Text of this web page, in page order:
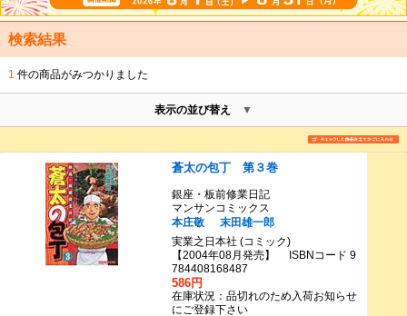
検索結果
1 件の商品がみつかりました
表示の並び替え
蒼太の包丁 第３巻
銀座・板前修業日記
マンサンコミックス
本庄敬
末田雄一郎
実業之日本社 (コミック)
【2004年08月発売】 ISBNコード 9
784408168487
586円
在庫状況：品切れのため入荷お知らせ
にご登録下さい